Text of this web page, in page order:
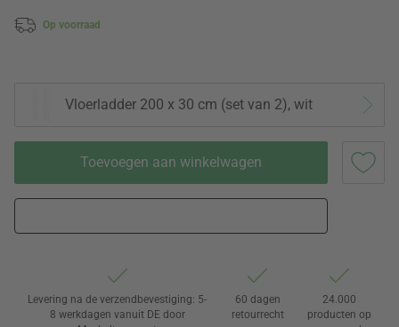
Op voorraad
Vloerladder 200 x 30 cm (set van 2), wit
Toevoegen aan winkelwagen
Levering na de verzendbevestiging: 5-
8 werkdagen vanuit DE door
60 dagen
retourrecht
24.000
producten op